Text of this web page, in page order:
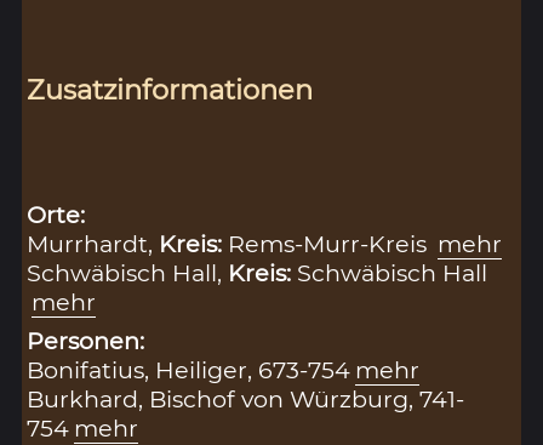
Zusatzinformationen
Orte:
Murrhardt, Kreis: Rems-Murr-Kreis mehr
Schwäbisch Hall, Kreis: Schwäbisch Hall
mehr
Personen:
Bonifatius, Heiliger, 673-754 mehr
Burkhard, Bischof von Würzburg, 741-
754 mehr